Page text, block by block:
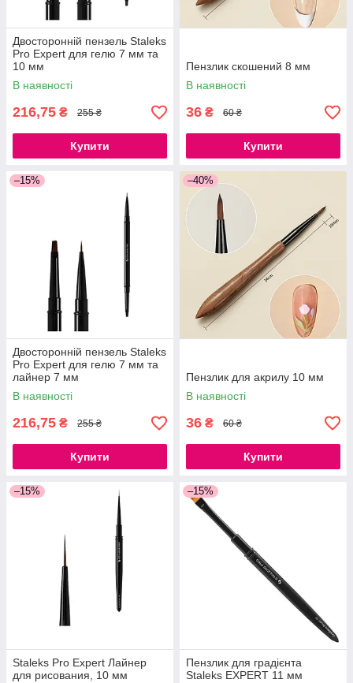
Двосторонній пензель Staleks
Pro Expert для гелю 7 мм та
10 мм
В наявності
216,75 ₴ 255 ₴
Купити
Пензлик скошений 8 мм
В наявності
36 ₴ 60 ₴
Купити
–15%
Двосторонній пензель Staleks
Pro Expert для гелю 7 мм та
лайнер 7 мм
В наявності
216,75 ₴ 255 ₴
Купити
–40%
Пензлик для акрилу 10 мм
В наявності
36 ₴ 60 ₴
Купити
–15%
Staleks Pro Expert Лайнер
для рисования, 10 мм
–15%
Пензлик для градієнта
Staleks EXPERT 11 мм